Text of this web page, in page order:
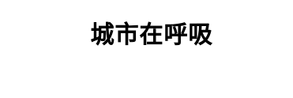
城市在呼吸